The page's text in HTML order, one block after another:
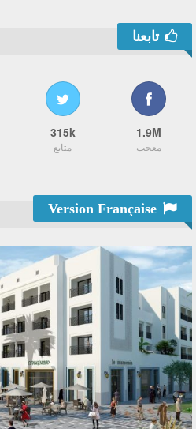
تابعنا
1.9M
معجب
315k
متابع